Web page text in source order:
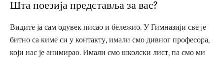
Шта поезија представља за вас?
Видите ја сам одувек писао и бележио. У Гимназији све је
битно са киме си у контакту, имали смо дивног професора,
који нас је анимирао. Имали смо школски лист, па смо ми